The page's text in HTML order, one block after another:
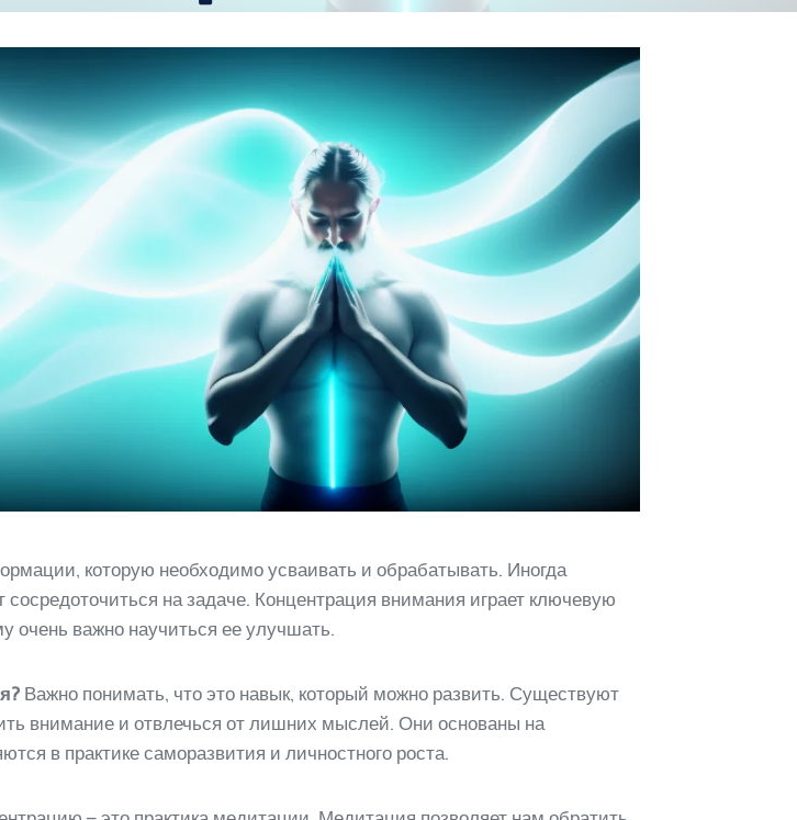
которую необходимо усваивать и обрабатывать. Иногда
на задаче. Концентрация внимания играет ключевую
очень важно научиться ее улучшать.
Важно понимать, что это навык, который можно развить. Существуют
внимание и отвлечься от лишних мыслей. Они основаны на
в практике саморазвития и личностного роста.